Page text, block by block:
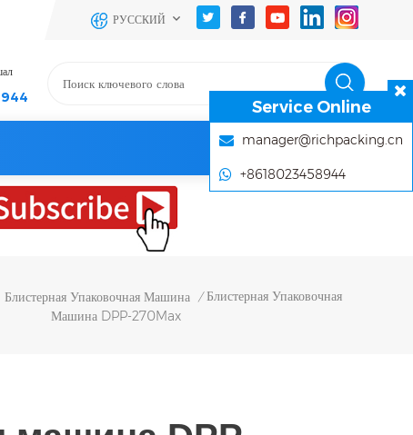
РУССКИЙ
Блистерная Упаковочная Машина / Блистерная Упаковочная
Машина DPP-270Max
Service Online
manager@richpacking.cn
+8618023458944